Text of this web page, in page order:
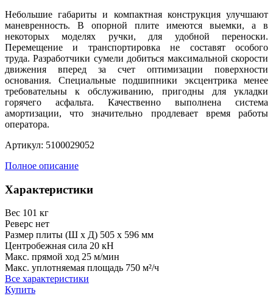
Небольшие габариты и компактная конструкция улучшают
маневренность. В опорной плите имеются выемки, а в
некоторых моделях ручки, для удобной переноски.
Перемещение и транспортировка не составят особого
труда. Разработчики сумели добиться максимальной скорости
движения вперед за счет оптимизации поверхности
основания. Специальные подшипники эксцентрика менее
требовательны к обслуживанию, пригодны для укладки
горячего асфальта. Качественно выполнена система
амортизации, что значительно продлевает время работы
оператора.
Артикул: 5100029052
Полное описание
Характеристики
Вес 101 кг
Реверс нет
Размер плиты (Ш х Д) 505 x 596 мм
Центробежная сила 20 кН
Макс. прямой ход 25 м/мин
Макс. уплотняемая площадь 750 м²/ч
Все характеристики
Купить